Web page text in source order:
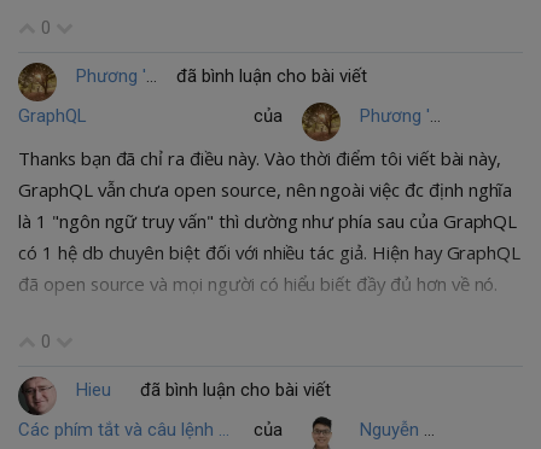
0
Phương 'J' Lê H.
đã bình luận cho bài viết
GraphQL
của Phương 'J' Lê H.
Thanks bạn đã chỉ ra điều này. Vào thời điểm tôi viết bài này,
GraphQL vẫn chưa open source, nên ngoài việc đc định nghĩa
là 1 "ngôn ngữ truy vấn" thì dường như phía sau của GraphQL
có 1 hệ db chuyên biệt đối với nhiều tác giả. Hiện hay GraphQL
đã open source và mọi người có hiểu biết đầy đủ hơn về nó.
0
Hieu
đã bình luận cho bài viết
Các phím tắt và câu lệnh cơ bản trong Ubuntu
của Nguyễn Cao Cường